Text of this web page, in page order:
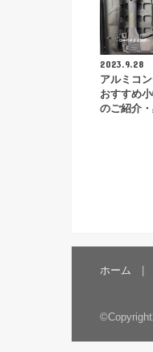
2023.9.28
アルミコ
おすすめ
のご紹介
ホーム